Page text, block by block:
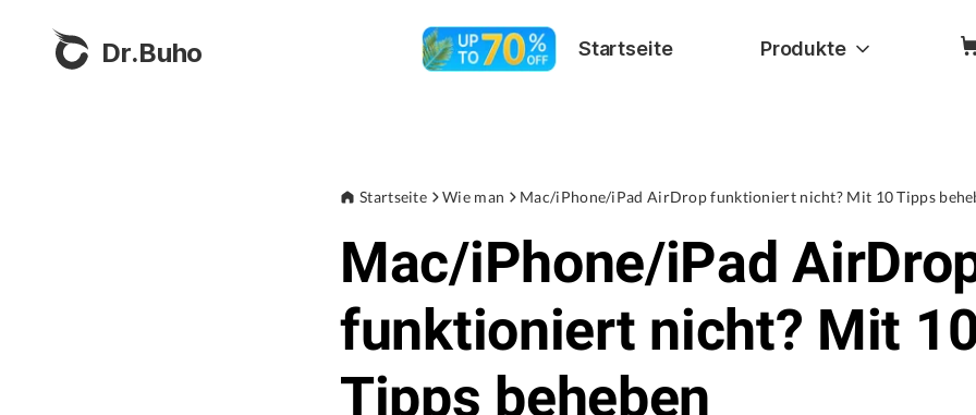
Dr.Buho Startseite Produkte
Startseite Wie man Mac/iPhone/iPad AirDrop funktioniert nicht? Mit 10 Tipps
Mac/iPhone/iPad
funktioniert nicht? Mit
Tipps beheben